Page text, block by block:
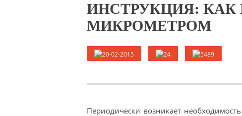
ИНСТРУКЦИЯ: КАК
МИКРОМЕТРОМ
20-02-2015 24 5489
Периодически возникает